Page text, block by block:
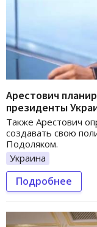
Арестович
президенты
Также Арестович
создавать свою
Подоляком.
Украина
Подробнее